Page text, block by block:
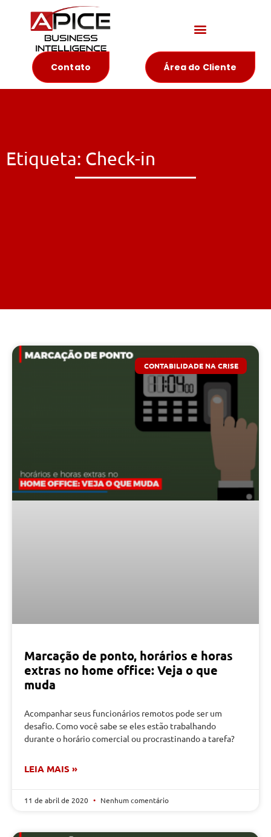
Contato Área do Cliente
Etiqueta: Check-in
CONTABILIDADE NA CRISE
Marcação de ponto, horários e horas
extras no home office: Veja o que
muda
Acompanhar seus funcionários remotos pode ser um
desafio. Como você sabe se eles estão trabalhando
durante o horário comercial ou procrastinando a tarefa?
LEIA MAIS »
11 de abril de 2020 Nenhum comentário